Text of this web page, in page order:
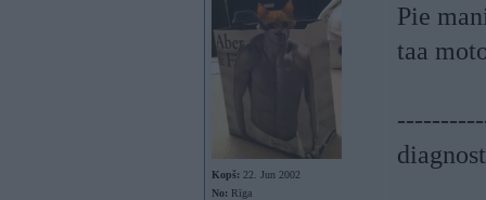
Kopš: 22. Jun 2002
No: Rīga
Pie
taa